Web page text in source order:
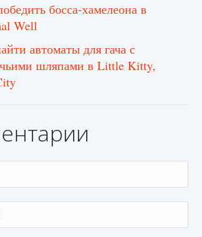
босса-хамелеона в
Well
автоматы для гача с
шляпами в Little Kitty,